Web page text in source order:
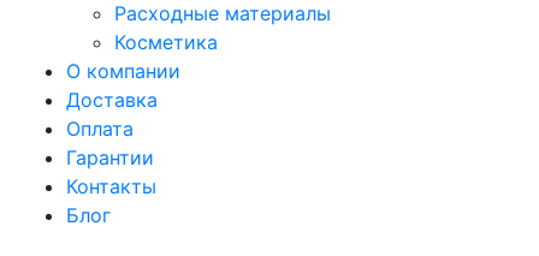
Расходные материалы
Косметика
О компании
Доставка
Оплата
Гарантии
Контакты
Блог